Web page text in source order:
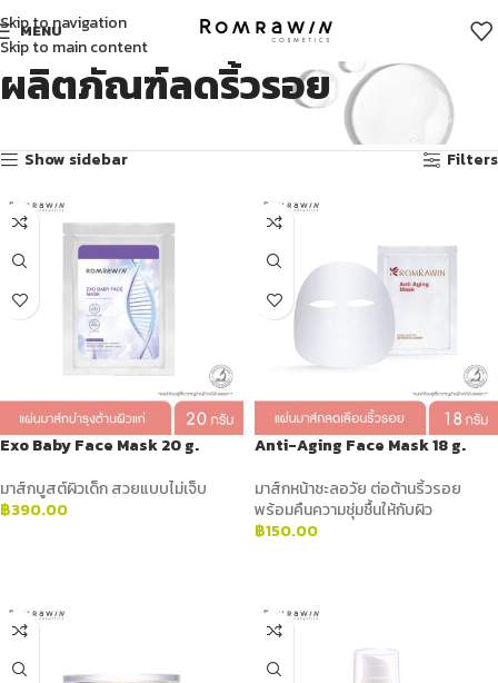
Skip to navigation
Skip to main content
MENU
ผลิตภัณฑ์ลดริ้วรอย
Show sidebar
Filters
Exo Baby Face Mask 20 g.
มาส์กบูสต์ผิวเด็ก สวยแบบไม่เจ็บ
฿390.00
Anti-Aging Face Mask 18 g.
มาส์กหน้าชะลอวัย ต่อต้านริ้วรอย
พร้อมคืนความชุ่มชื้นให้กับผิว
฿150.00